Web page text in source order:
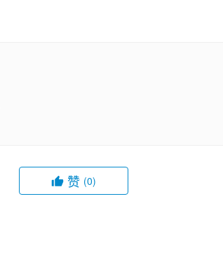
赞 (0)